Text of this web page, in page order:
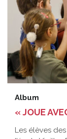
Album
« JOUE
Les élèves des